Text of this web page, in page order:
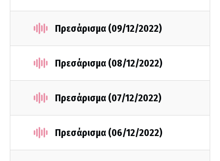
Πρεσάρισμα (09/12/2022)
Πρεσάρισμα (08/12/2022)
Πρεσάρισμα (07/12/2022)
Πρεσάρισμα (06/12/2022)